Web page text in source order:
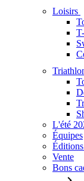
Loisirs
L'été
Équipes
Vente
Bons